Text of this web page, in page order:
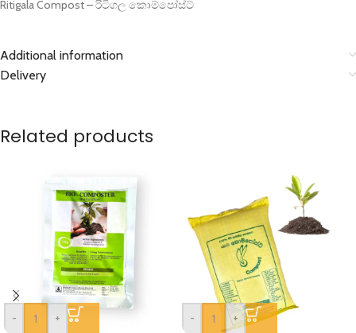
Ritigala Compost – රිටිගල කොම්පෝස්ට්
Additional information
Delivery
Related products
-
+
-
+